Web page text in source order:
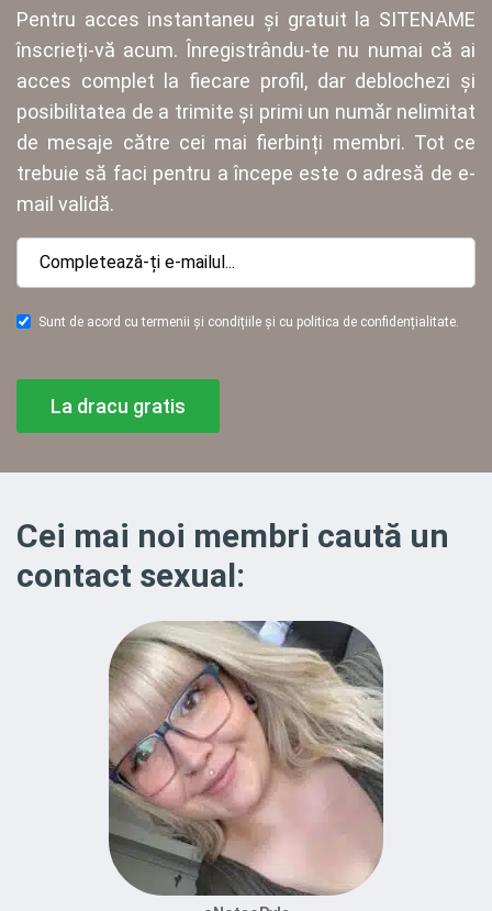
Pentru acces instantaneu și gratuit la SITENAME
înscrieți-vă acum. Înregistrându-te nu numai că ai
acces complet la fiecare profil, dar deblochezi și
posibilitatea de a trimite și primi un număr nelimitat
de mesaje către cei mai fierbinți membri. Tot ce
trebuie să faci pentru a începe este o adresă de e-
mail validă.
Sunt de acord cu termenii și condițiile și cu politica de confidențialitate.
La dracu gratis
Cei mai noi membri caută un
contact sexual: